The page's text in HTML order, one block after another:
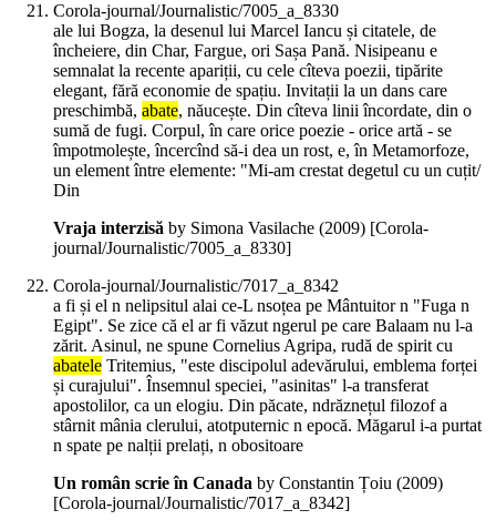
Corola-journal/Journalistic/7005_a_8330
ale lui Bogza, la desenul lui Marcel Iancu și citatele, de
încheiere, din Char, Fargue, ori Sașa Pană. Nisipeanu e
semnalat la recente apariții, cu cele cîteva poezii, tipărite
elegant, fără economie de spațiu. Invitații la un dans care
preschimbă, abate, năucește. Din cîteva linii încordate, din o
sumă de fugi. Corpul, în care orice poezie - orice artă - se
împotmolește, încercînd să-i dea un rost, e, în Metamorfoze,
un element între elemente: "Mi-am crestat degetul cu un cuțit/
Din
Vraja interzisă by Simona Vasilache (2009) [Corola-
journal/Journalistic/7005_a_8330]
Corola-journal/Journalistic/7017_a_8342
a fi și el n nelipsitul alai ce-L nsoțea pe Mântuitor n "Fuga n
Egipt". Se zice că el ar fi văzut ngerul pe care Balaam nu l-a
zărit. Asinul, ne spune Cornelius Agripa, rudă de spirit cu
abatele Tritemius, "este discipolul adevărului, emblema forței
și curajului". Însemnul speciei, "asinitas" l-a transferat
apostolilor, ca un elogiu. Din păcate, ndrăznețul filozof a
stârnit mânia clerului, atotputernic n epocă. Măgarul i-a purtat
n spate pe nalții prelați, n obositoare
Un român scrie în Canada by Constantin Țoiu (2009)
[Corola-journal/Journalistic/7017_a_8342]